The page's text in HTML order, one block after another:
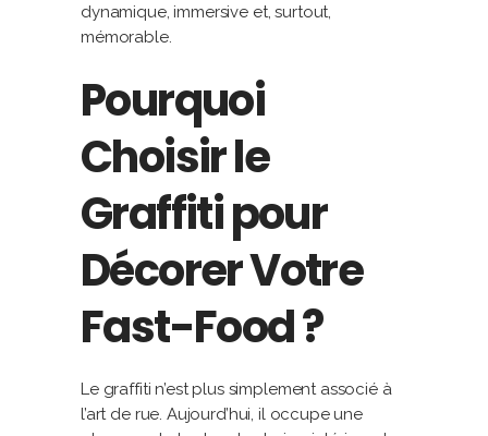
dynamique, immersive et, surtout,
mémorable.
Pourquoi
Choisir le
Graffiti pour
Décorer Votre
Fast-Food ?
Le graffiti n’est plus simplement associé à
l’art de rue. Aujourd’hui, il occupe une